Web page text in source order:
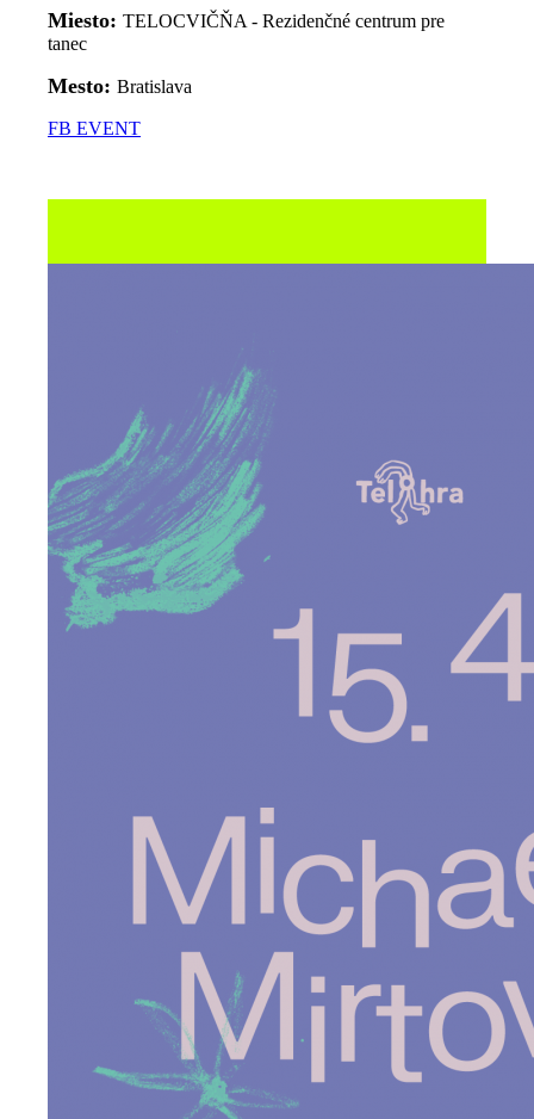
Miesto: TELOCVIČŇA - Rezidenčné centrum pre
tanec
Mesto: Bratislava
FB EVENT